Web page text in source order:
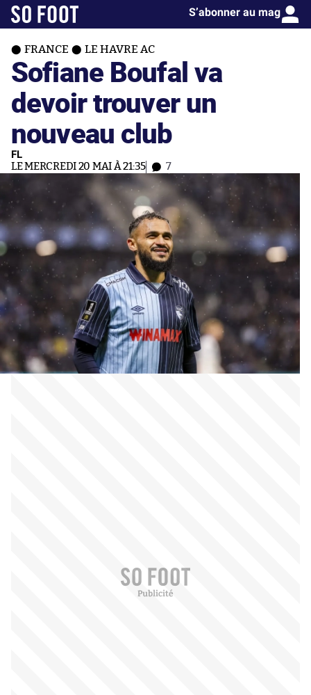
S’abonner au mag
FRANCE LE HAVRE AC
Sofiane Boufal va
devoir trouver un
nouveau club
FL
LE MERCREDI 20 MAI À 21:35 7